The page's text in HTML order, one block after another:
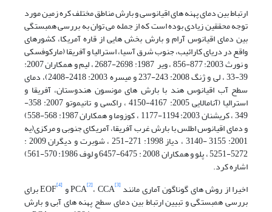
ارتباط بین دمای پهنه های اقیانوسی و بارش مناطق مختلف کره زمین مورد
توجه محققین زیادی بوده است که از جمله می توان به بررسی همبستگی
بین دمای اقیانوس آرام و بارش بخش هایی از قاره آمریکا، کشورهای
واقع در دریای کارائیب، جنوب شرق آسیا، استرالیا و آفریقا (مارکوفسکی
و نورث 2003: 877-856 ، ویر 1987: 2698-2687 ، لیم و همکاران 2007:
39-33 ، لی و ژنگ 2008: 243-237 و میسره 2003: 2418-2408)، دمای
سطح آب اقیانوس هند با بارش های مونسون هندوستان، آفریقا و
استرالیا (آنامالایی 2005: 4167-4150 ، راکسی و تانیموتو 2007: 358-
349 ، کریشنان 2003: 1194-1177 ، کوزوما و همکاران 1987: 568-558)
و دمای اقیانوس اطلس با بارش غرب آفریقا، آمریکای جنوبی و مرکزی(یه
2001: 3155 -3140 ، دیاز 1998: 271-251 ، شوبرت و دیگران 2009 :
5272-5251 ، پلو و همکاران 2008 : 6475-6457 و لوف 1986: 570-561)
اشاره کرد.
اخیرا از روش های گوناگون آماری مانند PCA
[2]، CCA[3] و EOF [4] برای
بررسی همبستگی و تبیین ارتباط بین دمای سطح پهنه های آبی و بارش